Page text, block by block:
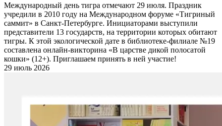
Международный день тигра отмечают 29 июля. Праздник
учредили в 2010 году на Международном форуме «Тигриный
саммит» в Санкт-Петербурге. Инициаторами выступили
представители 13 государств, на территории которых обитают
тигры. К этой экологической дате в библиотеке-филиале №19
составлена онлайн-викторина «В царстве дикой полосатой
кошки» (12+). Приглашаем принять в ней участие!
29 июль 2026